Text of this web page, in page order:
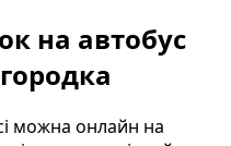
на автобус
можна онлайн на